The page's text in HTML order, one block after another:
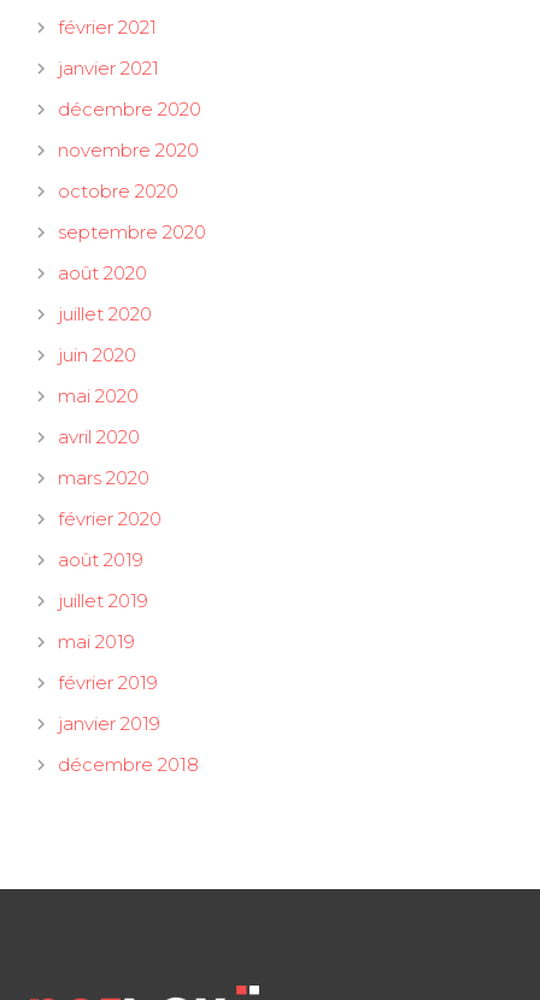
février 2021
janvier 2021
décembre 2020
novembre 2020
octobre 2020
septembre 2020
août 2020
juillet 2020
juin 2020
mai 2020
avril 2020
mars 2020
février 2020
août 2019
juillet 2019
mai 2019
février 2019
janvier 2019
décembre 2018